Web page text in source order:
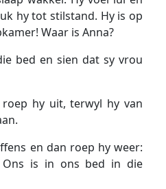
hy tot stilstand. Hy is op
Waar is Anna?
bed en sien dat sy vrou
roep hy uit, terwyl hy van
en dan roep hy weer:
Ons is in ons bed in die